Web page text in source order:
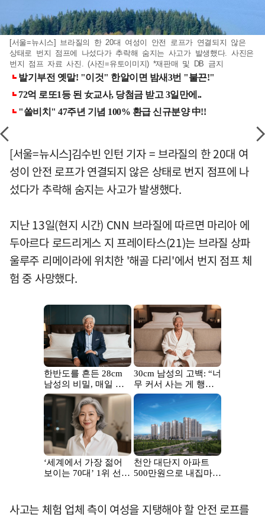
[서울=뉴시스] 브라질의 한 20대 여성이 안전 로프가 연결되지 않은
상태로 번지 점프에 나섰다가 추락해 숨지는 사고가 발생했다. 사진은
번지 점프 자료 사진. (사진=유토이미지) *재판매 및 DB 금지
[서울=뉴시스]김수빈 인턴 기자 = 브라질의 한 20대 여
성이 안전 로프가 연결되지 않은 상태로 번지 점프에 나
섰다가 추락해 숨지는 사고가 발생했다.
지난 13일(현지 시간) CNN 브라질에 따르면 마리아 에
두아르다 로드리게스 지 프레이타스(21)는 브라질 상파
울루주 리메이라에 위치한 '해골 다리'에서 번지 점프 체
험 중 사망했다.
사고는 체험 업체 측이 여성을 지탱해야 할 안전 로프를